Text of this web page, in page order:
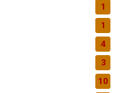
1
1
4
3
10